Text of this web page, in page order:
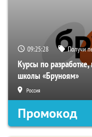
09:25:27 Получи
Курсы по разработке,
школы «Бруноям»
Россия
Промокод